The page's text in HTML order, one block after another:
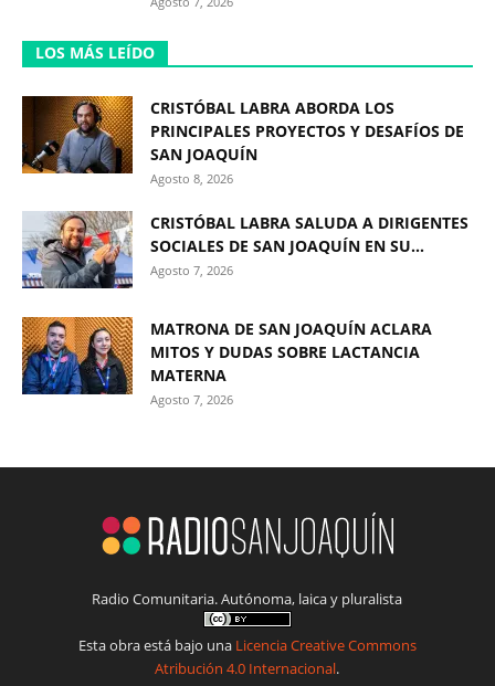
LOS MÁS LEÍDO
CRISTÓBAL LABRA ABORDA LOS
PRINCIPALES PROYECTOS Y DESAFÍOS DE
SAN JOAQUÍN
Agosto 8, 2026
CRISTÓBAL LABRA SALUDA A DIRIGENTES
SOCIALES DE SAN JOAQUÍN EN SU...
Agosto 7, 2026
MATRONA DE SAN JOAQUÍN ACLARA
MITOS Y DUDAS SOBRE LACTANCIA
MATERNA
Agosto 7, 2026
Radio Comunitaria. Autónoma, laica y pluralista
Esta obra está bajo una Licencia Creative Commons
Atribución 4.0 Internacional.